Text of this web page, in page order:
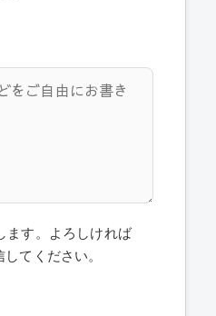
ます。よろしければ
てください。